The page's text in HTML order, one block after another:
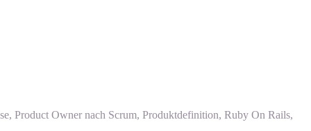
Product Owner nach Scrum, Produktdefinition, Ruby On Rails,